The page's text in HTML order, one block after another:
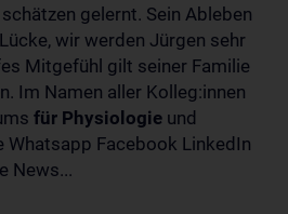
gelernt. Sein Ableben
wir werden Jürgen sehr
Mitgefühl gilt seiner Familie
Im Namen aller Kolleg:innen
für Physiologie und
Whatsapp Facebook LinkedIn
News...